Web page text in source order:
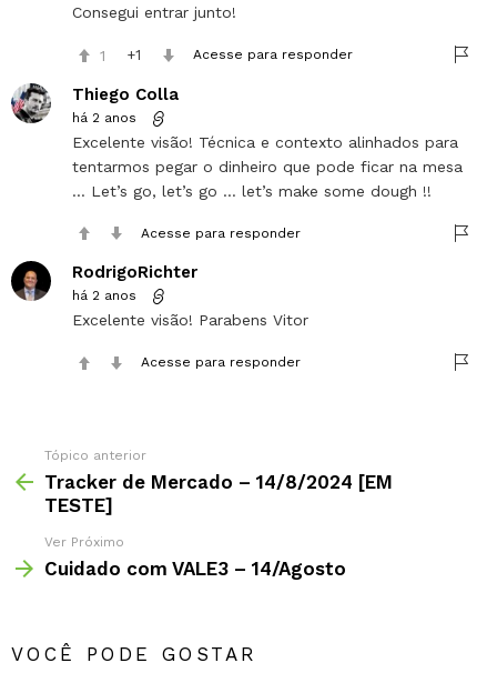
Consegui entrar junto!
1 1 Acesse para responder
Thiego Colla
há 2 anos
Excelente visão! Técnica e contexto alinhados para
tentarmos pegar o dinheiro que pode ficar na mesa
… Let’s go, let’s go … let’s make some dough !!
Acesse para responder
RodrigoRichter
há 2 anos
Excelente visão! Parabens Vitor
Acesse para responder
Tópico anterior
Tracker de Mercado – 14/8/2024 [EM
TESTE]
Ver Próximo
Cuidado com VALE3 – 14/Agosto
VOCÊ PODE GOSTAR